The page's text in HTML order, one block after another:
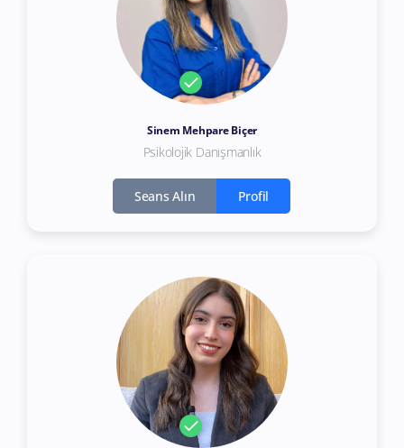
Sinem Mehpare Biçer
Psikolojik Danışmanlık
Seans Alın Profil